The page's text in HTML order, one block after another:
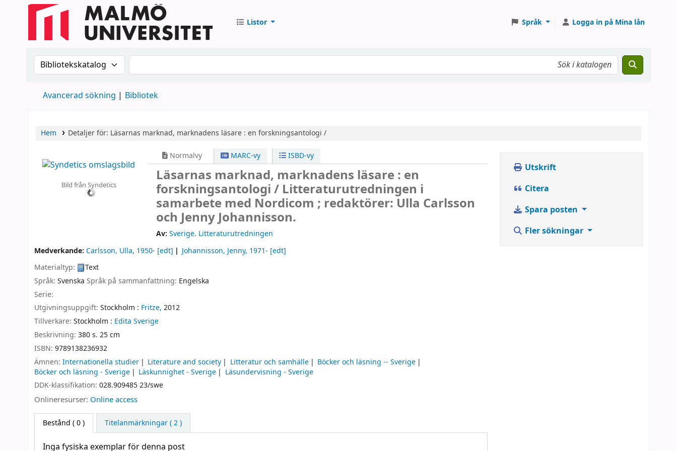
Listor Språk Logga in på Mina lån
Sök i katalogen efter:Sök i katalogen
Avancerad sökning Bibliotek
Hem Detaljer för: Läsarnas marknad, marknadens läsare : en forskningsantologi /
Bild från Syndetics
Normalvy MARC-vy ISBD-vy
Läsarnas marknad, marknadens läsare : en
forskningsantologi / Litteraturutredningen i
samarbete med Nordicom ; redaktörer: Ulla Carlsson
och Jenny Johannisson.
Av: Sverige. Litteraturutredningen
Medverkande: Carlsson, Ulla, 1950- [edt] Johannisson, Jenny, 1971- [edt]
Materialtyp:
Text
Språk: Svenska Språk på sammanfattning: Engelska
Serie:
Utgivningsuppgift: Stockholm : Fritze, 2012
Tillverkare: Stockholm : Edita Sverige
Beskrivning: 380 s. 25 cm
ISBN: 9789138236932
Ämnen: Internationella studier Literature and society Litteratur och samhälle
Böcker och läsning -- Sverige
Böcker och läsning - Sverige
Läskunnighet - Sverige
Läsundervisning - Sverige
DDK-klassifikation: 028.909485 23/swe
Onlineresurser: Online access
Bestånd ( 0 ) Titelanmärkningar ( 2 )
Inga fysiska exemplar för denna post
Utskrift
Citera
Spara posten
Fler sökningar